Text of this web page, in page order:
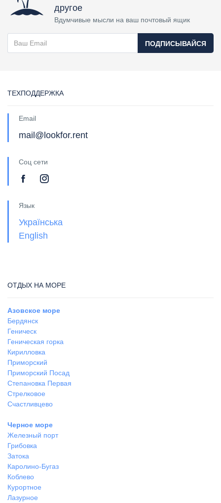
другое
Вдумчивые мысли на ваш почтовый ящик
ПОДПИСЫВАЙСЯ
ТЕХПОДДЕРЖКА
Email
mail@lookfor.rent
Соц сети
Язык
Українська
English
ОТДЫХ НА МОРЕ
Азовское море
Бердянск
Геническ
Геническая горка
Кирилловка
Приморский
Приморский Посад
Степановка Первая
Стрелковое
Счастливцево
Черное море
Железный порт
Грибовка
Затока
Каролино-Бугаз
Коблево
Курортное
Лазурное